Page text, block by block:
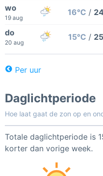
wo
19 aug
16°C /
do
20 aug
15°C /
Per uur
Daglichtperiode
Hoe laat gaat de zon op en
Totale daglichtperiode is
korter dan vorige week.